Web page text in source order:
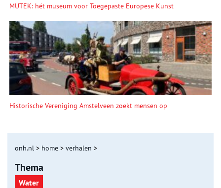
MUTEK: hét museum voor Toegepaste Europese Kunst
Historische Vereniging Amstelveen zoekt mensen op
onh.nl > home > verhalen >
Thema
Water